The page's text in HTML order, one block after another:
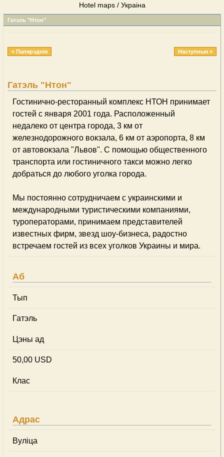
Hotel maps / Украіна
Гатэль "Нтон"
« Папярэднія Наступныя »
Гатэль "Нтон"
Гостинично-ресторанный комплекс НТОН принимает
гостей с января 2001 года. Расположенный
недалеко от центра города, 3 км от
железнодорожного вокзала, 6 км от аэропорта, 8 км
от автовокзала "Львов". С помощью общественного
транспорта или гостиничного такси можно легко
добраться до любого уголка города.
Мы постоянно сотрудничаем с украинскими и
международными туристическими компаниями,
туроператорами, принимаем представителей
известных фирм, звезд шоу-бизнеса, радостно
встречаем гостей из всех уголков Украины и мира.
Аб
Тып
Гатэль
Цэны ад
50,00 USD
Клас
Адрас
Вуліца